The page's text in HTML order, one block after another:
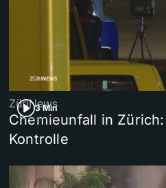
3 Min
ZüriNews
Chemieunfall in
Kontrolle